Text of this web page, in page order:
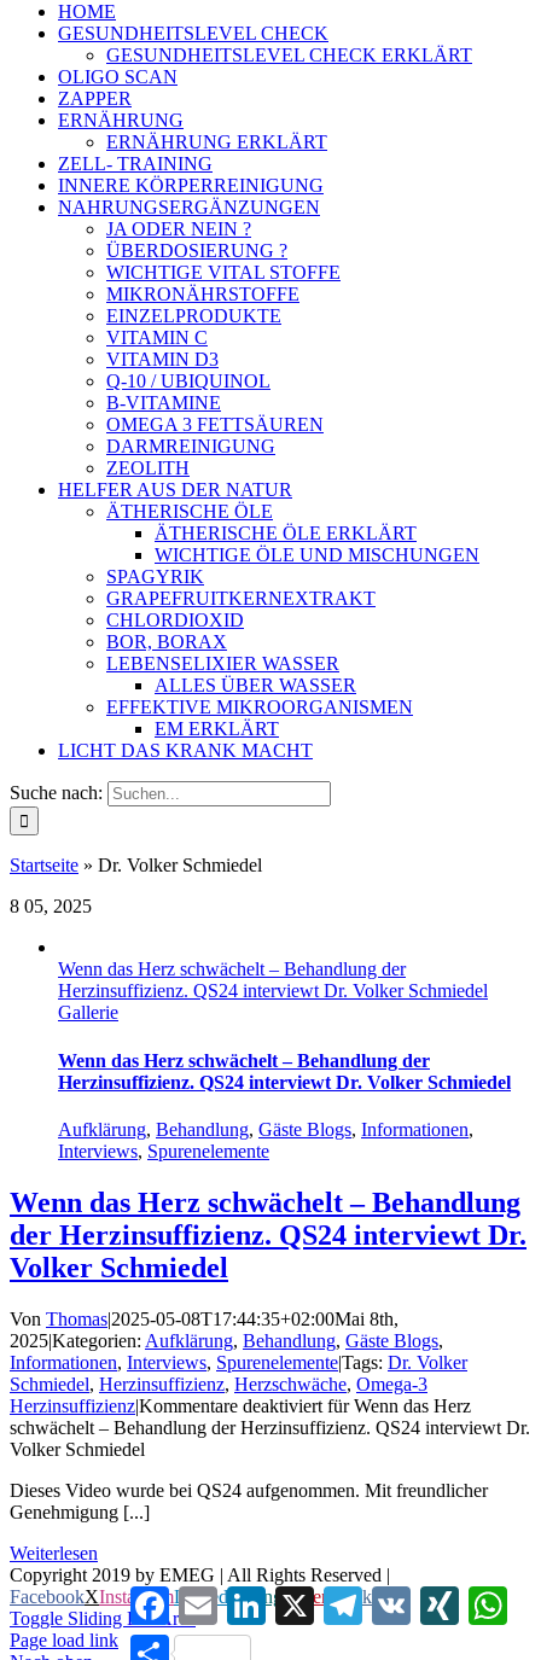
HOME
GESUNDHEITSLEVEL CHECK
GESUNDHEITSLEVEL CHECK ERKLÄRT
OLIGO SCAN
ZAPPER
ERNÄHRUNG
ERNÄHRUNG ERKLÄRT
ZELL- TRAINING
INNERE KÖRPERREINIGUNG
NAHRUNGSERGÄNZUNGEN
JA ODER NEIN ?
ÜBERDOSIERUNG ?
WICHTIGE VITAL STOFFE
MIKRONÄHRSTOFFE
EINZELPRODUKTE
VITAMIN C
VITAMIN D3
Q-10 / UBIQUINOL
B-VITAMINE
OMEGA 3 FETTSÄUREN
DARMREINIGUNG
ZEOLITH
HELFER AUS DER NATUR
ÄTHERISCHE ÖLE
ÄTHERISCHE ÖLE ERKLÄRT
WICHTIGE ÖLE UND MISCHUNGEN
SPAGYRIK
GRAPEFRUITKERNEXTRAKT
CHLORDIOXID
BOR, BORAX
LEBENSELIXIER WASSER
ALLES ÜBER WASSER
EFFEKTIVE MIKROORGANISMEN
EM ERKLÄRT
LICHT DAS KRANK MACHT
Suche nach:
Startseite » Dr. Volker Schmiedel
8 05, 2025
Wenn das Herz schwächelt – Behandlung der
Herzinsuffizienz. QS24 interviewt Dr. Volker Schmiedel
Gallerie
Wenn das Herz schwächelt – Behandlung der
Herzinsuffizienz. QS24 interviewt Dr. Volker Schmiedel
Aufklärung, Behandlung, Gäste Blogs, Informationen,
Interviews, Spurenelemente
Wenn das Herz schwächelt – Behandlung
der Herzinsuffizienz. QS24 interviewt Dr.
Volker Schmiedel
Von Thomas|2025-05-08T17:44:35+02:00Mai 8th,
2025|Kategorien: Aufklärung, Behandlung, Gäste Blogs,
Informationen, Interviews, Spurenelemente|Tags: Dr. Volker
Schmiedel, Herzinsuffizienz, Herzschwäche, Omega-3
Herzinsuffizienz|Kommentare deaktiviert für Wenn das Herz
schwächelt – Behandlung der Herzinsuffizienz. QS24 interviewt Dr.
Volker Schmiedel
Dieses Video wurde bei QS24 aufgenommen. Mit freundlicher
Genehmigung [...]
Weiterlesen
Copyright 2019 by EMEG | All Rights Reserved |
FacebookXInstagramLinkedInXing PinterestVk
Toggle Sliding Bar Area
Page load link
Facebook
Email LinkedIn
X Telegram
VK XING
Teilen